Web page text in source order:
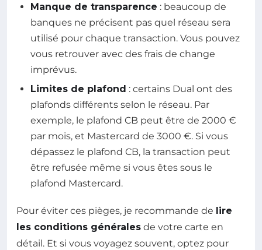
Manque de transparence : beaucoup de
banques ne précisent pas quel réseau sera
utilisé pour chaque transaction. Vous pouvez
vous retrouver avec des frais de change
imprévus.
Limites de plafond : certains Dual ont des
plafonds différents selon le réseau. Par
exemple, le plafond CB peut être de 2000 €
par mois, et Mastercard de 3000 €. Si vous
dépassez le plafond CB, la transaction peut
être refusée même si vous êtes sous le
plafond Mastercard.
Pour éviter ces pièges, je recommande de lire
les conditions générales de votre carte en
détail. Et si vous voyagez souvent, optez pour